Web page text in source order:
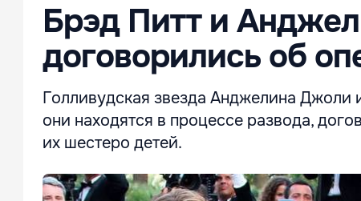
Брэд Питт и
договорились об
Голливудская звезда Анджелина Джоли
они находятся в процессе развода,
их шестеро детей.